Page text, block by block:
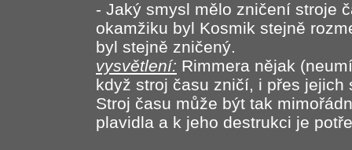
- Jaký smysl mělo zničení stroje
okamžiku byl Kosmik stejně
byl stejně zničený.
vysvětlení: Rimmera nějak
když stroj času zničí, i přes
Stroj času může být tak
plavidla a k jeho destrukci je